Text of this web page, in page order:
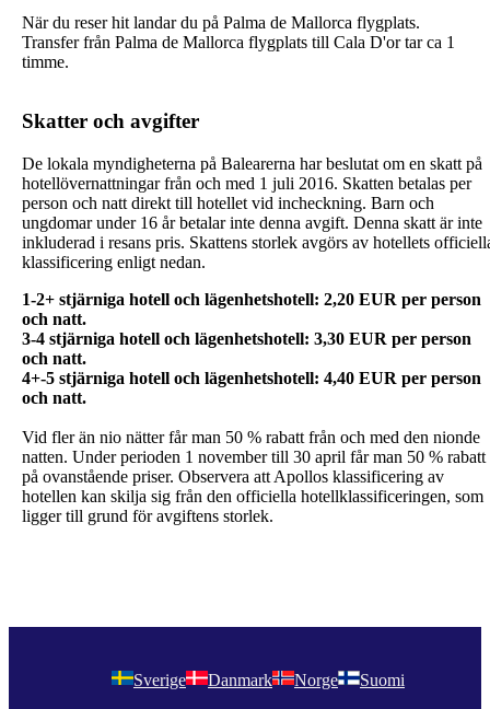
När du reser hit landar du på Palma de Mallorca flygplats.
Transfer från Palma de Mallorca flygplats till Cala D'or tar ca 1
timme.
Skatter och avgifter
De lokala myndigheterna på Balearerna har beslutat om en skatt på
hotellövernattningar från och med 1 juli 2016. Skatten betalas per
person och natt direkt till hotellet vid incheckning. Barn och
ungdomar under 16 år betalar inte denna avgift. Denna skatt är inte
inkluderad i resans pris. Skattens storlek avgörs av hotellets
klassificering enligt nedan.
1-2+ stjärniga hotell och lägenhetshotell: 2,20 EUR per person
och natt.
3-4 stjärniga hotell och lägenhetshotell: 3,30 EUR per person
och natt.
4+-5 stjärniga hotell och lägenhetshotell: 4,40 EUR per person
Vid fler än nio nätter får man 50 % rabatt från och med den nionde
natten. Under perioden 1 november till 30 april får man 50 % rabatt
på ovanstående priser. Observera att Apollos klassificering av
hotellen kan skilja sig från den officiella hotellklassificeringen, som
ligger till grund för avgiftens storlek.
Sverige Danmark Norge Suomi